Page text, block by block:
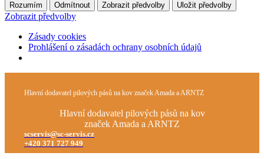
Rozumím Odmítnout Zobrazit předvolby Uložit předvolby
Zobrazit předvolby
Zásady cookies
Prohlášení o zásadách ochrany osobních údajů
Hlavní dodavatel pilových pásů na kov značek Amada a ARNTZ
Hlavní dodavatel pilových pásů na kov
značek Amada a ARNTZ
scservis@sc-servis.cz
+420 371 727 949